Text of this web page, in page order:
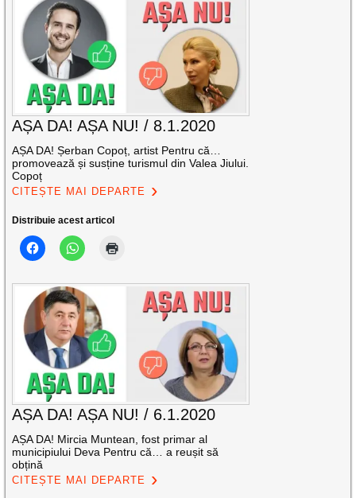
AȘA DA! AȘA NU! / 8.1.2020
AȘA DA! Șerban Copoț, artist Pentru că…
promovează și susține turismul din Valea Jiului.
Copoț
CITEȘTE MAI DEPARTE
Distribuie acest articol
AȘA DA! AȘA NU! / 6.1.2020
AȘA DA! Mircia Muntean, fost primar al
municipiului Deva Pentru că… a reușit să
obțină
CITEȘTE MAI DEPARTE